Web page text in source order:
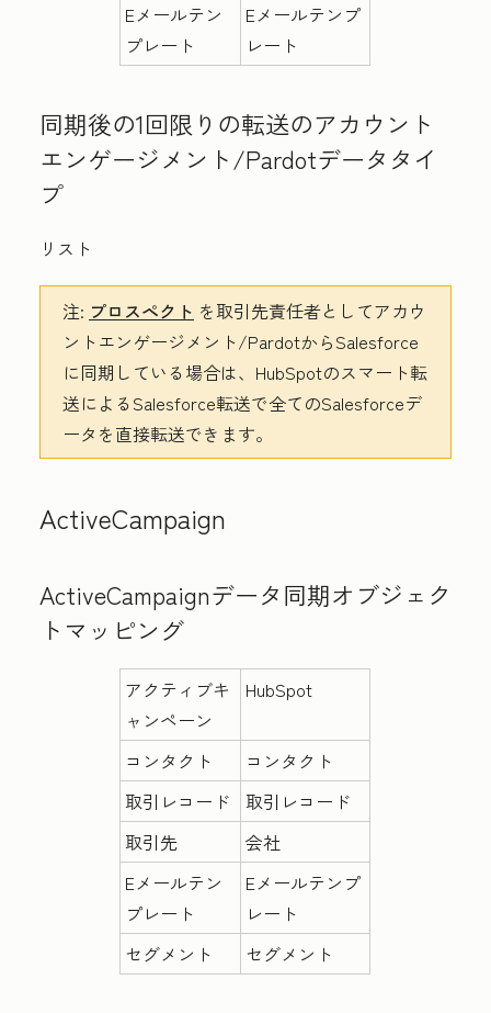
Eメールテン
プレート
Eメールテンプ
レート
同期後の1回限りの転送のアカウント
エンゲージメント/Pardotデータタイ
プ
リスト
注: プロスペクト を取引先責任者としてアカウ
ントエンゲージメント/PardotからSalesforce
に同期している場合は、HubSpotのスマート転
送によるSalesforce転送で全てのSalesforceデ
ータを直接転送できます。
ActiveCampaign
ActiveCampaignデータ同期オブジェク
トマッピング
アクティブキ
ャンペーン
HubSpot
コンタクト
コンタクト
取引レコード
取引レコード
取引先
会社
Eメールテン
プレート
Eメールテンプ
レート
セグメント
セグメント